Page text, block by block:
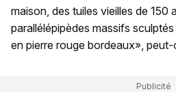
maison, des tuiles vieilles de 150
parallélépipèdes massifs
en pierre rouge bordeaux»,